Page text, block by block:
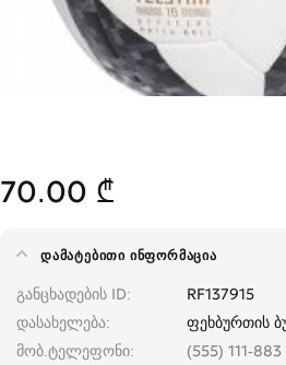
70.00 ₾
ᲓᲐᲛᲐᲢᲔᲑᲘᲗᲘ ᲘᲜᲤᲝᲠᲛᲐᲪᲘᲐ
განცხადების ID
RF137915
დასახელება
ფეხბურთის
მობ.ტელეფონი
(555) 111-883